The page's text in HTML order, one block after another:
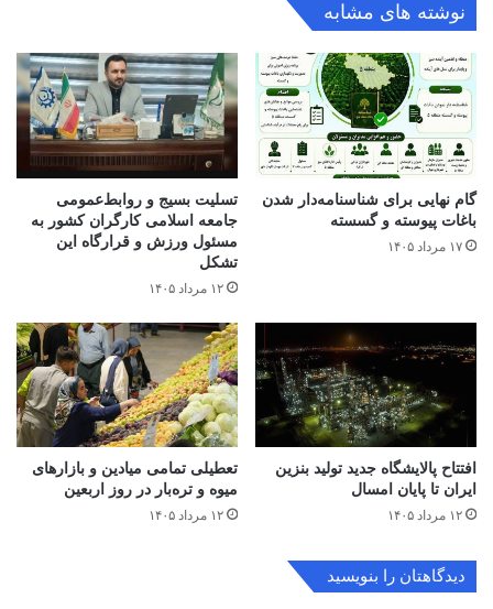
نوشته های مشابه
گام نهایی برای شناسنامه‌دار شدن
باغات پیوسته و گسسته
۱۷ مرداد ۱۴۰۵
تسلیت بسیج و روابط‌عمومی
جامعه اسلامی کارگران کشور به
مسئول ورزش و قرارگاه این
تشکل
۱۲ مرداد ۱۴۰۵
افتتاح ‌پالایشگاه جدید تولید بنزین
ایران تا پایان امسال
۱۲ مرداد ۱۴۰۵
تعطیلی تمامی میادین و بازارهای
میوه و تره‌بار در روز اربعین
۱۲ مرداد ۱۴۰۵
دیدگاهتان را بنویسید